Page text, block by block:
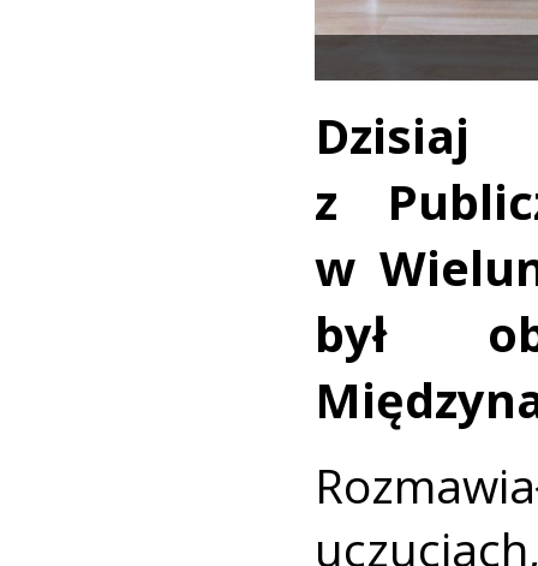
Dzisiaj
z
w
był